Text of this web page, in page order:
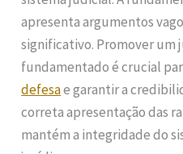
apresenta argumentos
significativo. Promover um
fundamentado é crucial
defesae garantir a
correta apresentação das
mantém a integridade do